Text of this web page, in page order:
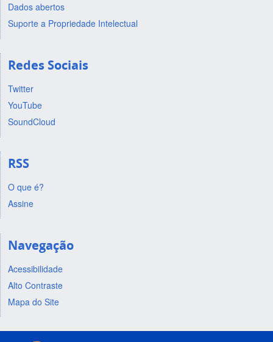
Dados abertos
Suporte a Propriedade Intelectual
Redes Sociais
Twitter
YouTube
SoundCloud
RSS
O que é?
Assine
Navegação
Acessibilidade
Alto Contraste
Mapa do Site